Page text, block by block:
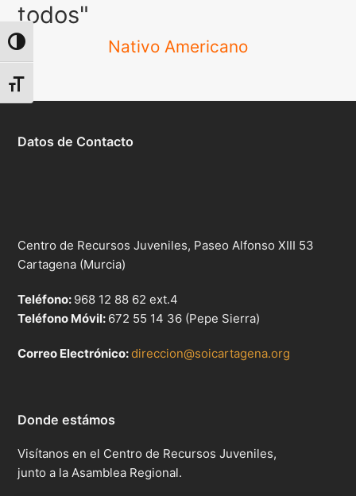
Alternar alto contraste
Alternar tamaño de letra
todos"
Nativo Americano
Datos de Contacto
Centro de Recursos Juveniles, Paseo Alfonso XIII 53
Cartagena (Murcia)
Teléfono: 968 12 88 62 ext.4
Teléfono Móvil: 672 55 14 36 (Pepe Sierra)
Correo Electrónico:direccion@soicartagena.org
Donde estámos
Visítanos en el Centro de Recursos Juveniles,
junto a la Asamblea Regional.